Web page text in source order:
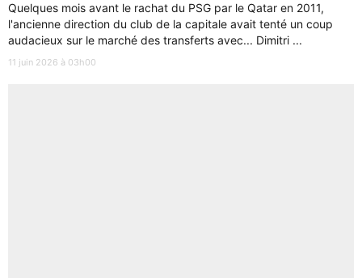
Quelques mois avant le rachat du PSG par le Qatar en 2011,
l'ancienne direction du club de la capitale avait tenté un coup
audacieux sur le marché des transferts avec... Dimitri ...
11 juin 2026 à 03h00